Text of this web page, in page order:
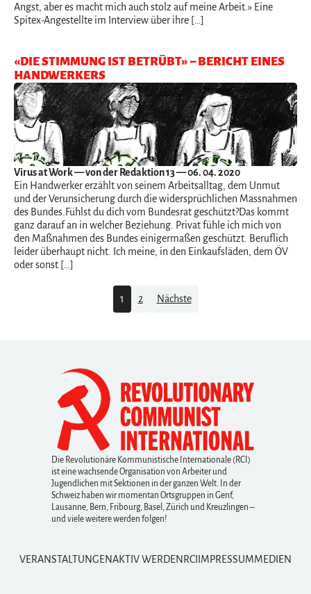
Angst, aber es macht mich auch stolz auf meine Arbeit.» Eine
Spitex-Angestellte im Interview über ihre […]
«DIE STIMMUNG IST BETRÜBT» – BERICHT EINES
HANDWERKERS
Virus at Work— von der Redaktion 13 — 06. 04. 2020
Ein Handwerker erzählt von seinem Arbeitsalltag, dem Unmut
und der Verunsicherung durch die widersprüchlichen Massnahmen
des Bundes.Fühlst du dich vom Bundesrat geschützt?Das kommt
ganz darauf an in welcher Beziehung. Privat fühle ich mich von
den Maßnahmen des Bundes einigermaßen geschützt. Beruflich
leider überhaupt nicht. Ich meine, in den Einkaufsläden, dem ÖV
oder sonst […]
1 2 Nächste
Die Revolutionäre Kommunistische Internationale (RCI)
ist eine wachsende Organisation von Arbeiter und
Jugendlichen mit Sektionen in der ganzen Welt. In der
Schweiz haben wir momentan Ortsgruppen in Genf,
Lausanne, Bern, Fribourg, Basel, Zürich und Kreuzlingen –
und viele weitere werden folgen!
VERANSTALTUNGENAKTIV WERDEN RCI IMPRESSUMMEDIEN